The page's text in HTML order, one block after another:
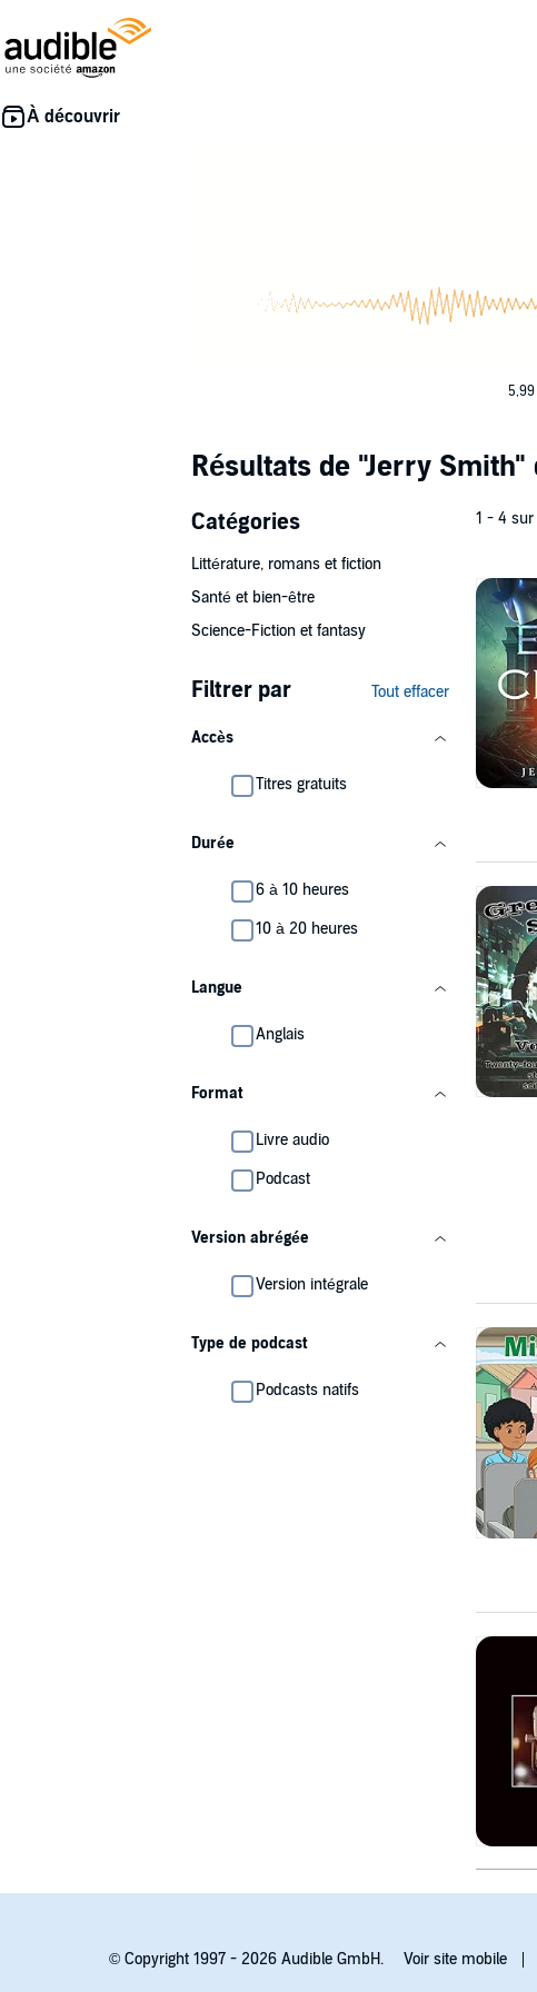
5,99
Résultats de "Jerry Smith"
Catégories
Littérature, romans et fiction
Santé et bien-être
Science-Fiction et fantasy
Filtrer par Tout effacer
Accès
Titres gratuits
Durée
6 à 10 heures
10 à 20 heures
Langue
Anglais
Format
Livre audio
Podcast
Version abrégée
Version intégrale
Type de podcast
Podcasts natifs
1 - 4
© Copyright 1997 - 2026 Audible GmbH. Voir site mobile